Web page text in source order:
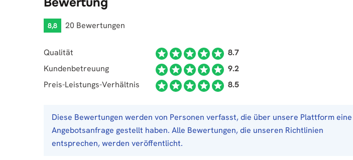
8,8 20 Bewertungen
Qualität
8.7
Kundenbetreuung
9.2
Preis-Leistungs-Verhältnis
8.5
Diese Bewertungen werden von Personen verfasst, die über unsere Plattform eine
Angebotsanfrage gestellt haben. Alle Bewertungen, die unseren Richtlinien
entsprechen, werden veröffentlicht.